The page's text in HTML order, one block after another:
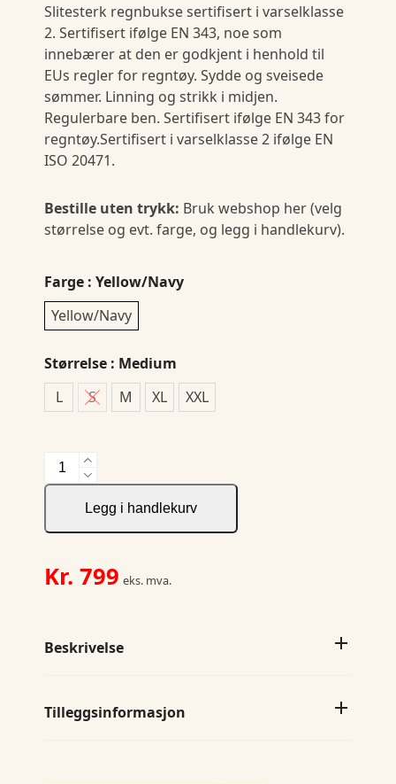
Slitesterk regnbukse sertifisert i varselklasse
2. Sertifisert ifølge EN 343, noe som
innebærer at den er godkjent i henhold til
EUs regler for regntøy. Sydde og sveisede
sømmer. Linning og strikk i midjen.
Regulerbare ben. Sertifisert ifølge EN 343 for
regntøy.Sertifisert i varselklasse 2 ifølge EN
ISO 20471.
Bestille uten trykk: Bruk webshop her (velg
størrelse og evt. farge, og legg i handlekurv).
Farge : Yellow/Navy
Yellow/Navy
Størrelse : Medium
L
S M XL XXL
HV
Regnbukse
Legg i handlekurv
Kr. 799 eks. mva.
Beskrivelse
Tilleggsinformasjon